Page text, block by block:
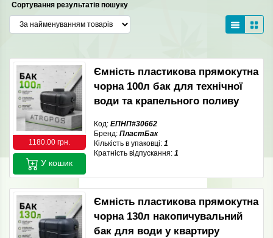
Сортування результатів пошуку
1180.00 грн.
Ємність пластикова прямокутна
чорна 100л бак для технічної
води та крапельного поливу
Код: ЕПНП#30662
Бренд: ПластБак
Кількість в упаковці: 1
Кратність відпускання: 1
У кошик
Ємність пластикова прямокутна
чорна 130л накопичувальний
бак для води у квартиру